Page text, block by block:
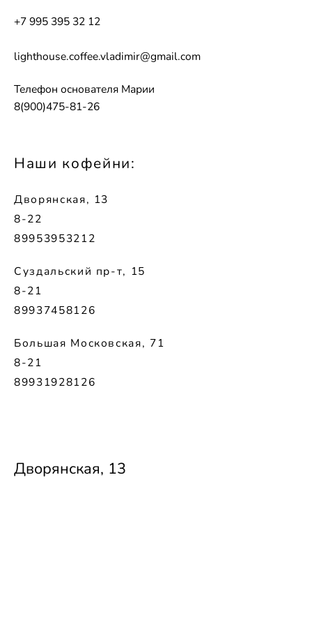
+7 995 395 32 12
lighthouse.coffee.vladimir@gmail.com
Телефон основателя Марии
8(900)475-81-26
Наши кофейни:
Дворянская, 13
8-22
89953953212
Суздальский пр-т, 15
8-21
89937458126
Большая Московская, 71
8-21
89931928126
Дворянская, 13